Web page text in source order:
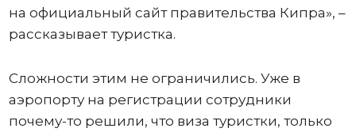
на официальный сайт правительства Кипра», –
рассказывает туристка.
Сложности этим не ограничились. Уже в
аэропорту на регистрации сотрудники
почему-то решили, что виза туристки, только